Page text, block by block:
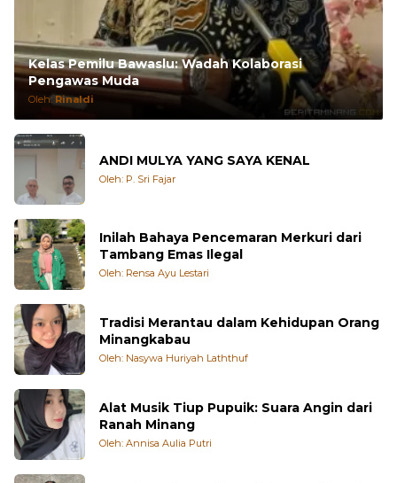
Kelas Pemilu Bawaslu: Wadah Kolaborasi
Pengawas Muda
Oleh:Rinaldi
ANDI MULYA YANG SAYA KENAL
Oleh: P. Sri Fajar
Inilah Bahaya Pencemaran Merkuri dari
Tambang Emas Ilegal
Oleh: Rensa Ayu Lestari
Tradisi Merantau dalam Kehidupan Orang
Minangkabau
Oleh: Nasywa Huriyah Laththuf
Alat Musik Tiup Pupuik: Suara Angin dari
Ranah Minang
Oleh: Annisa Aulia Putri